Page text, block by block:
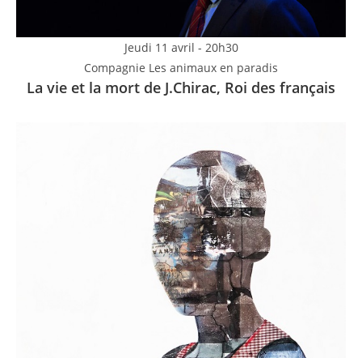
Jeudi 11 avril - 20h30
Compagnie Les animaux en paradis
La vie et la mort de J.Chirac, Roi des français